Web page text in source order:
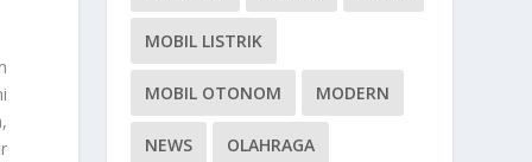
MOBIL LISTRIK
MOBIL OTONOM MODERN
NEWS OLAHRAGA